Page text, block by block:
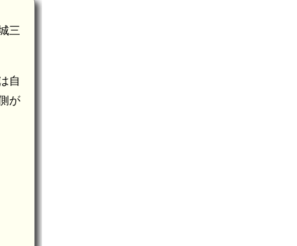
三
自
が